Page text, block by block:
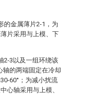
的金属薄片2-1，为
片采用与上模、下
2-3以及一组环绕该
轴的两端固定在冷却
60°；为减小扰流
心轴采用与上模、